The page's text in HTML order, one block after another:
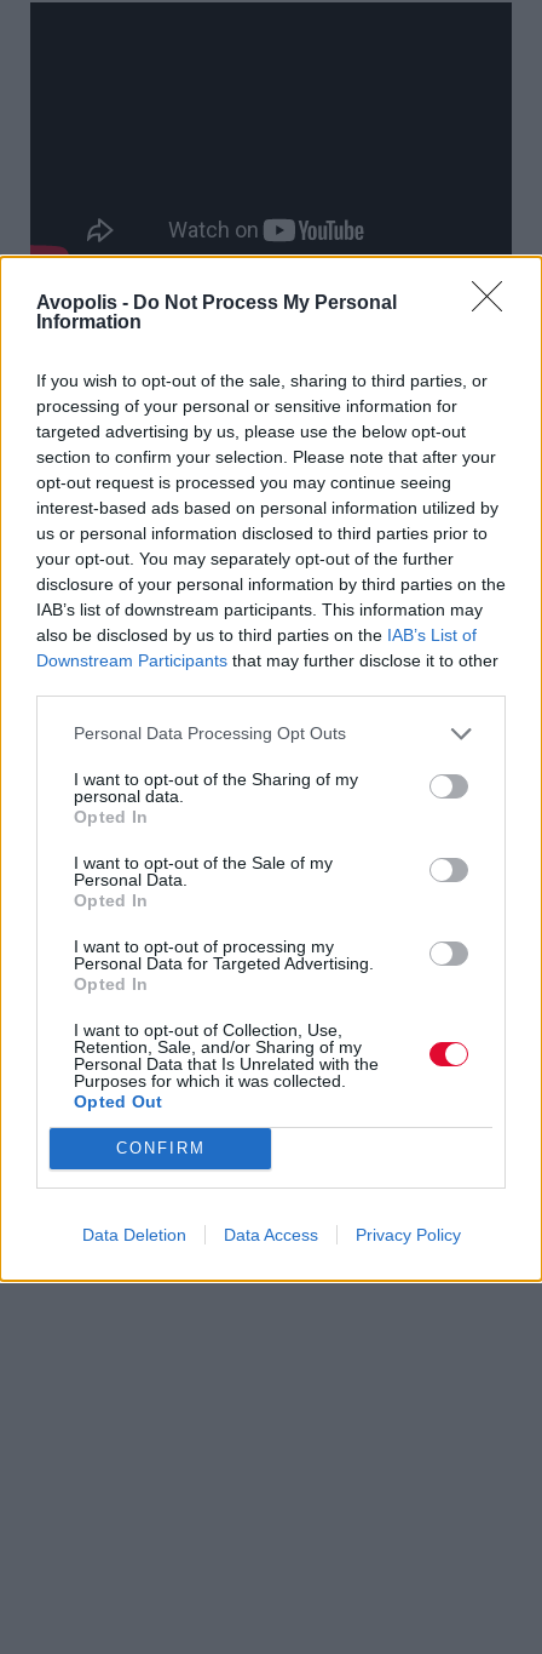
Avopolis - Do Not Process My Personal
Information
If you wish to opt-out of the sale, sharing to third parties, or
processing of your personal or sensitive information for
targeted advertising by us, please use the below opt-out
section to confirm your selection. Please note that after your
opt-out request is processed you may continue seeing
interest-based ads based on personal information utilized by
us or personal information disclosed to third parties prior to
your opt-out. You may separately opt-out of the further
disclosure of your personal information by third parties on the
IAB’s list of downstream participants. This information may
also be disclosed by us to third parties on the IAB’s List of
Downstream Participants that may further disclose it to other
Personal Data Processing Opt Outs
I want to opt-out of the Sharing of my
personal data.
Opted In
I want to opt-out of the Sale of my
Personal Data.
Opted In
I want to opt-out of processing my
Personal Data for Targeted Advertising.
Opted In
I want to opt-out of Collection, Use,
Retention, Sale, and/or Sharing of my
Personal Data that Is Unrelated with the
Purposes for which it was collected.
Opted Out
CONFIRM
Data Deletion Data Access Privacy Policy
Ακολούθησε το Avopolis Network στο
Google News
MOOD OF THE DAY
Ποτέ δεν είναι αργά,
κυριολεκτικά. Ο Άντονι Χόπκινς
και κυκλοφορεί το 1ο του
άλμπουμ με ορχηστρικές συνθέσεις και τίτλο:
Μάκης Μηλάτος